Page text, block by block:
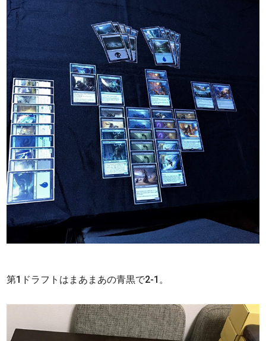
第1ドラフトはまあまあの青黒で2-1。